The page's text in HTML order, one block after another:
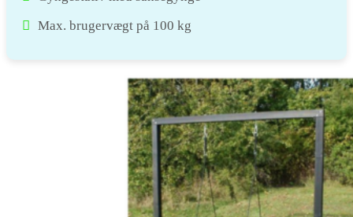
Max. brugervægt på 100 kg